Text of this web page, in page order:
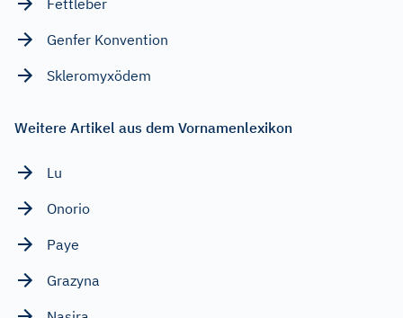
Genfer Konvention
Skleromyxödem
Weitere Artikel aus dem Vornamenlexikon
Lu
Onorio
Paye
Grazyna